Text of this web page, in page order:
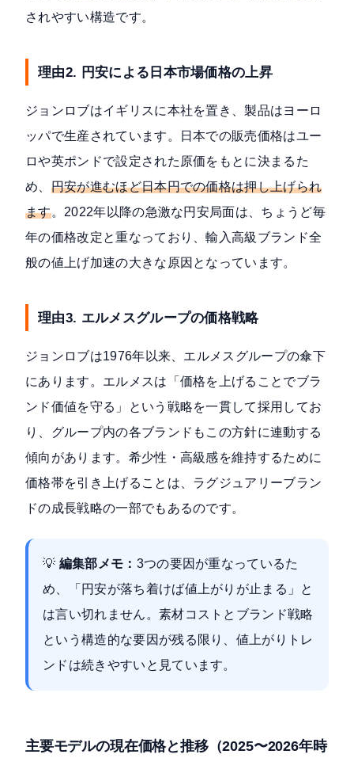
されやすい構造です。
理由2. 円安による日本市場価格の上昇
ジョンロブはイギリスに本社を置き、製品はヨーロ
ッパで生産されています。日本での販売価格はユー
ロや英ポンドで設定された原価をもとに決まるた
め、 円安が進むほど日本円での価格は押し上げられ
ます。2022年以降の急激な円安局面は、ちょうど毎
年の価格改定と重なっており、輸入高級ブランド全
般の値上げ加速の大きな原因となっています。
理由3. エルメスグループの価格戦略
ジョンロブは1976年以来、エルメスグループの傘下
にあります。エルメスは「価格を上げることでブラ
ンド価値を守る」という戦略を一貫して採用してお
り、グループ内の各ブランドもこの方針に連動する
傾向があります。希少性・高級感を維持するために
価格帯を引き上げることは、ラグジュアリーブラン
ドの成長戦略の一部でもあるのです。
💡 編集部メモ： 3つの要因が重なっているた
め、「円安が落ち着けば値上がりが止まる」と
は言い切れません。素材コストとブランド戦略
という構造的な要因が残る限り、値上がりトレ
ンドは続きやすいと見ています。
主要モデルの現在価格と推移（2025〜2026年時